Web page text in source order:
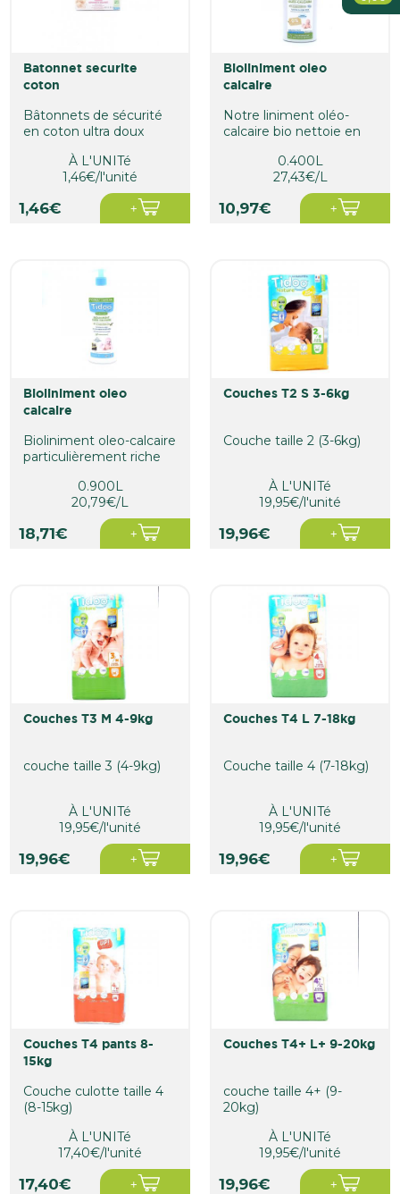
Maison
batonnet securite
coton
Bâtonnets de sécurité
en coton ultra doux
À L'UNITé
1,46€/l'unité
1,46€
bioliniment oleo
calcaire
Notre liniment oléo-
calcaire bio nettoie en
0.400L
27,43€/L
10,97€
bioliniment oleo
calcaire
Bioliniment oleo-calcaire
particulièrement riche
0.900L
20,79€/L
18,71€
couches T2 S 3-6kg
Couche taille 2 (3-6kg)
À L'UNITé
19,95€/l'unité
19,96€
couches T3 M 4-9kg
couche taille 3 (4-9kg)
À L'UNITé
19,95€/l'unité
19,96€
couches T4 L 7-18kg
Couche taille 4 (7-18kg)
À L'UNITé
19,95€/l'unité
19,96€
couches T4 pants 8-
15kg
Couche culotte taille 4
(8-15kg)
À L'UNITé
17,40€/l'unité
17,40€
couches T4+ L+ 9-20kg
couche taille 4+ (9-
20kg)
À L'UNITé
19,95€/l'unité
19,96€